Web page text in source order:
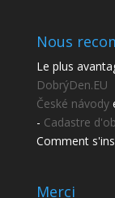
Nous
Le plus
DobrýDen.EU
České návody
- Cadastre
Comment
Merci